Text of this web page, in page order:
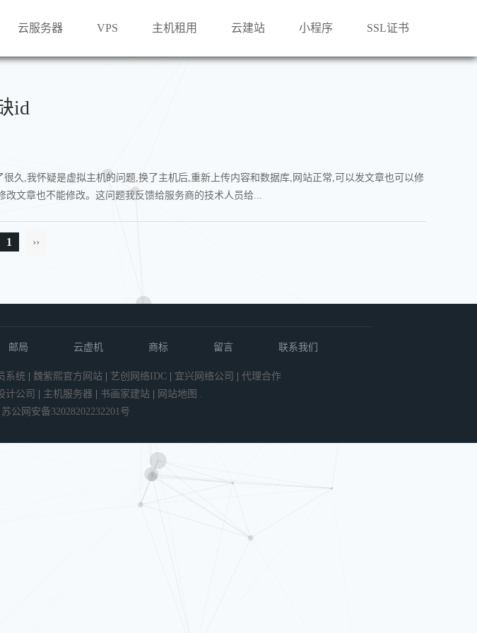
云服务器 VPS 主机租用 云建站 小程序 SSL证书
id
久,我怀疑是虚拟主机的问题,换了主机后,重新上传内容和数据库,网站正常,可以发文章也可以修
文章也不能修改。这问题我反馈给服务商的技术人员给...
1 ››
邮局 云虚机 商标 留言 联系我们
系统 魏紫熙官方网站 艺创网络IDC 宜兴网络公司
代理合作
计公司 主机服务器 书画家建站| 网站地图
苏公网安备32028202232201号